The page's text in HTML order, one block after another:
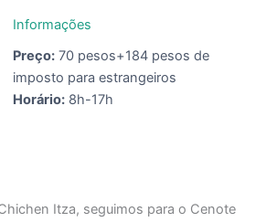
Informações
Preço: 70 pesos+184 pesos de
imposto para estrangeiros
Horário: 8h-17h
Itza, seguimos para o Cenote